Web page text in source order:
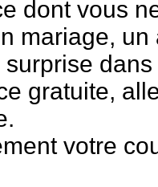
dont vous
mariage, un
gratuite,
votre